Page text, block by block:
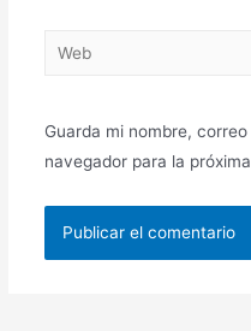
Web
Guarda mi nombre,
navegador para la